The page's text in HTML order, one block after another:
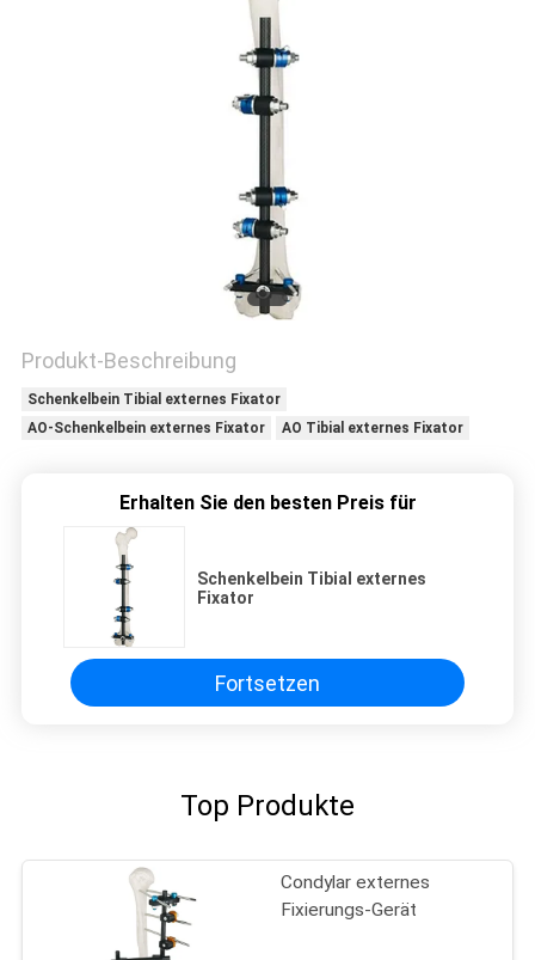
Produkt-Beschreibung
Schenkelbein Tibial externes Fixator
AO-Schenkelbein externes Fixator
AO Tibial externes Fixator
Erhalten Sie den besten Preis für
Schenkelbein Tibial externes
Fixator
Fortsetzen
Top Produkte
Condylar externes
Fixierungs-Gerät